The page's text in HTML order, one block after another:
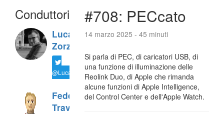
Conduttori
Luca
Zorzi
@LucaTNT
Federico
Travaini
#708: PECcato
14 marzo 2025 - 45 minuti
Si parla di PEC, di caricatori USB, di
una funzione di illuminazione delle
Reolink Duo, di Apple che rimanda
alcune funzioni di Apple Intelligence,
del Control Center e dell'Apple Watch.